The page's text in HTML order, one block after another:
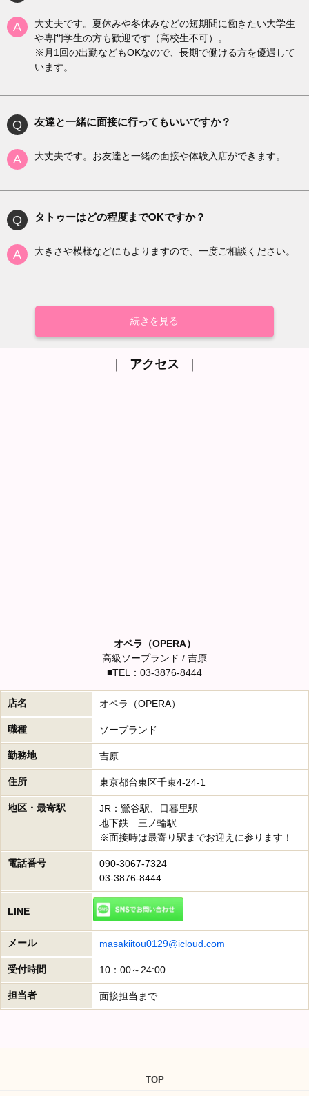
A
大丈夫です。夏休みや冬休みなどの短期間に働きたい大学生
や専門学生の方も歓迎です（高校生不可）。
※月1回の出勤などもOKなので、長期で働ける方を優遇して
います。
Q 友達と一緒に面接に行ってもいいですか？
A 大丈夫です。お友達と一緒の面接や体験入店ができます。
Q タトゥーはどの程度までOKですか？
A 大きさや模様などにもよりますので、一度ご相談ください。
お給料はどれくらいですか？
1日100,000円お持ち頂けます。
お店が責任持ってサポートして行きます。安心して働けるお
続きを見る
｜ アクセス ｜
オペラ（OPERA）
高級ソープランド / 吉原
■TEL：03-3876-8444
店名 オペラ（OPERA）
職種 ソープランド
勤務地 吉原
住所 東京都台東区千束4-24-1
地区・最寄駅
JR：鶯谷駅、日暮里駅
地下鉄 三ノ輪駅
※面接時は最寄り駅までお迎えに参ります！
電話番号
090-3067-7324
03-3876-8444
LINE
メール masakiitou0129@icloud.com
受付時間 10：00～24:00
担当者 面接担当まで
TOP